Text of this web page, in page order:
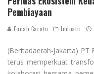
Pembiayaan
Endah Caratri Industri
(Beritadaerah-Jakarta)
terus memperkuat